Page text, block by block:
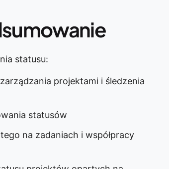
statusu:
projektami i śledzenia
statusów
na zadaniach i współpracy